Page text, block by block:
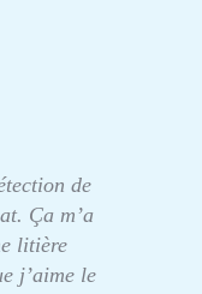
de
Ça m’a
litière
j’aime le